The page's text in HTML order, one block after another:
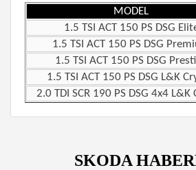
MODEL
1.5 TSI ACT 150 PS DSG
1.5 TSI ACT 150 PS DSG
1.5 TSI ACT 150 PS DSG
1.5 TSI ACT 150 PS DSG L&K
2.0 TDI SCR 190 PS DSG 4x4 L&K
SKODA